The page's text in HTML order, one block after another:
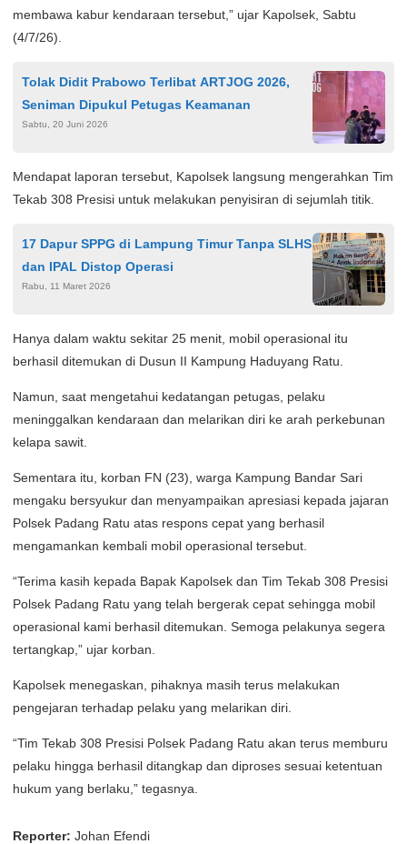
membawa kabur kendaraan tersebut,” ujar Kapolsek, Sabtu
(4/7/26).
Tolak Didit Prabowo Terlibat ARTJOG 2026,
Seniman Dipukul Petugas Keamanan
Sabtu, 20 Juni 2026
Mendapat laporan tersebut, Kapolsek langsung mengerahkan Tim
Tekab 308 Presisi untuk melakukan penyisiran di sejumlah titik.
17 Dapur SPPG di Lampung Timur Tanpa SLHS
dan IPAL Distop Operasi
Rabu, 11 Maret 2026
Hanya dalam waktu sekitar 25 menit, mobil operasional itu
berhasil ditemukan di Dusun II Kampung Haduyang Ratu.
Namun, saat mengetahui kedatangan petugas, pelaku
meninggalkan kendaraan dan melarikan diri ke arah perkebunan
kelapa sawit.
Sementara itu, korban FN (23), warga Kampung Bandar Sari
mengaku bersyukur dan menyampaikan apresiasi kepada jajaran
Polsek Padang Ratu atas respons cepat yang berhasil
mengamankan kembali mobil operasional tersebut.
“Terima kasih kepada Bapak Kapolsek dan Tim Tekab 308 Presisi
Polsek Padang Ratu yang telah bergerak cepat sehingga mobil
operasional kami berhasil ditemukan. Semoga pelakunya segera
tertangkap,” ujar korban.
Kapolsek menegaskan, pihaknya masih terus melakukan
pengejaran terhadap pelaku yang melarikan diri.
“Tim Tekab 308 Presisi Polsek Padang Ratu akan terus memburu
pelaku hingga berhasil ditangkap dan diproses sesuai ketentuan
hukum yang berlaku,” tegasnya.
Reporter: Johan Efendi